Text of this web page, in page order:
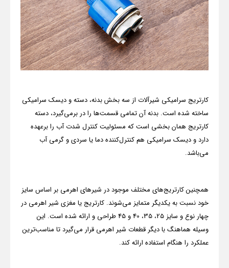
کارتریج سرامیکی شیرآلات از سه بخش بدنه، دسته و دیسک سرامیکی
ساخته شده است. بدنه آن تمامی قسمت‌ها را در برمی‌گیرد، دسته
کارتریج همان بخشی است که مسئولیت کنترل شدت آب را برعهده
دارد و دیسک سرامیکی هم کنترل‌کننده دما یا سردی و گرمی آب
می‌باشد.
همچنین کارتریج‌های مختلف موجود در شیرهای اهرمی بر اساس سایز
خود نسبت به یکدیگر متمایز می‌شوند. کارتریج یا مغزی شیر اهرمی در
چهار نوع و سایز 25، 35، 40 و 45 طراحی و ارائه شده است. این
وسیله هماهنگ با دیگر قطعات شیر اهرمی قرار می‌گیرد تا مناسب‌ترین
عملکرد را هنگام استفاده ارائه کند.